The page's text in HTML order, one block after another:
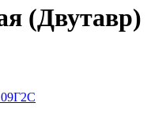
(Двутавр)